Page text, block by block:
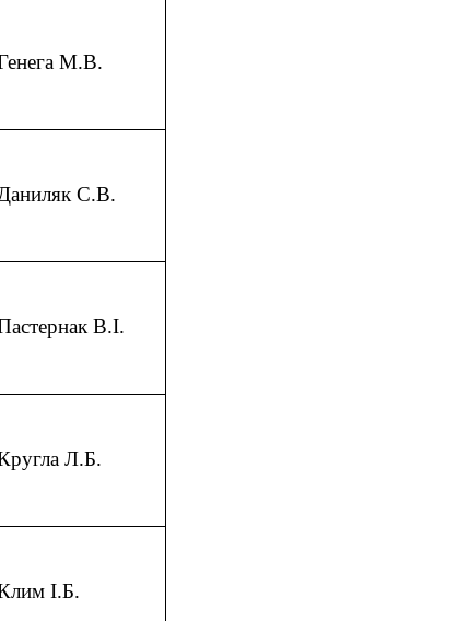
М.В.
Даниляк С.В.
В.І.
Л.Б.
І.Б.